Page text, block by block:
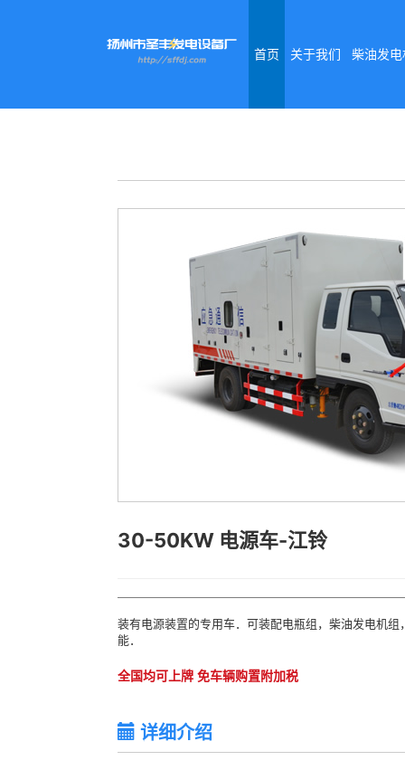
首页 关于我们 柴油发
30-50KW 电源车-江铃
装有电源装置的专用车．可装配电瓶组，柴油发电机
能．
全国均可上牌 免车辆购置附加税
详细介绍